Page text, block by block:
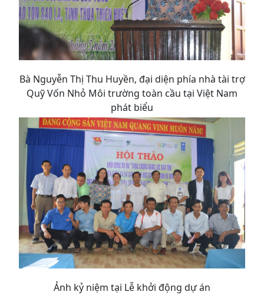
Bà Nguyễn Thị Thu Huyền, đại diện phía nhà tài trợ
Quỹ Vốn Nhỏ Môi trường toàn cầu tại Việt Nam
phát biểu
Ảnh kỷ niệm tại Lễ khởi động dự án